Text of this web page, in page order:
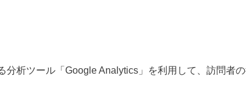
分析ツール「Google Analytics」を利用して、訪問者